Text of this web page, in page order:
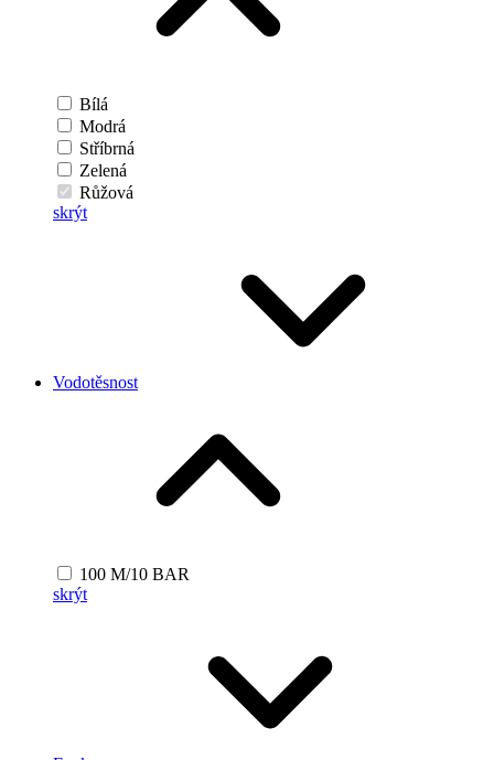
Bílá
Modrá
Stříbrná
Zelená
Růžová
skrýt
Vodotěsnost
100 M/10 BAR
skrýt